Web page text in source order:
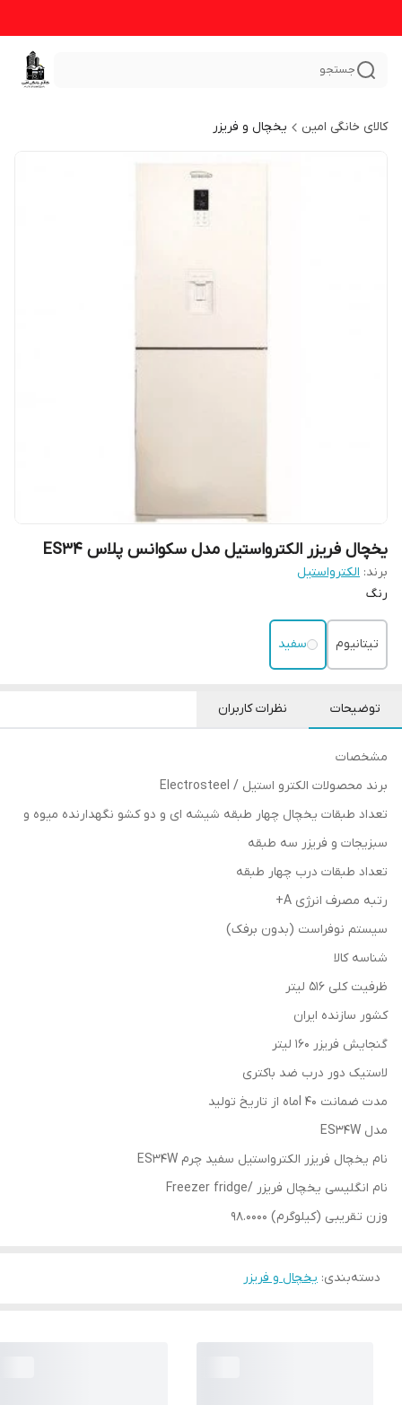
جستجو
کالای خانگی امین یخچال و فریزر
یخچال فریزر الکترواستیل مدل سکوانس پلاس ES34
برند: الکترواستیل
رنگ
تیتانیوم سفید
توضیحات نظرات کاربران
مشخصات
برند محصولات الکترو استیل / Electrosteel
تعداد طبقات یخچال چهار طبقه شیشه ای و دو کشو نگهدارنده میوه و
سبزیجات و فریزر سه طبقه
تعداد طبقات درب چهار طبقه
رتبه مصرف انرژی A+
سیستم نوفراست (بدون برفک)
شناسه کالا
ظرفیت کلی 516 لیتر
کشور سازنده ایران
گنجایش فریزر 160 لیتر
لاستیک دور درب ضد باکتری
مدت ضمانت 40 lماه از تاریخ تولید
مدل ES34W
نام یخچال فریزر الکترواستیل سفید چرم ES34W
نام انگلیسی یخچال فریزر /Freezer fridge
وزن تقریبی (کیلوگرم) 98.0000
دسته‌بندی: یخچال و فریزر